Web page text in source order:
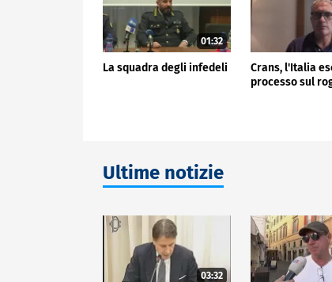
01:32
La squadra degli infedeli
Crans, l'Italia
processo sul
Ultime notizie
03:32